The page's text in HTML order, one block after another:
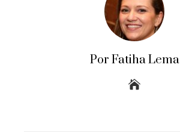
Por Fatiha Lema